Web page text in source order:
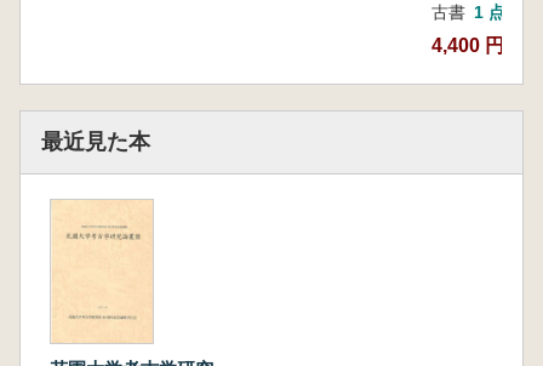
古書 1 点
4,400 円
最近見た本